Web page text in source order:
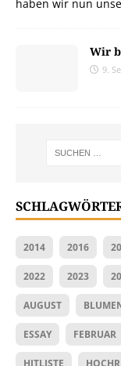
haben wir nun
Wir
9.
2014 2016
2022 2023
AUGUST
ESSAY FEBRUAR
HITLISTE